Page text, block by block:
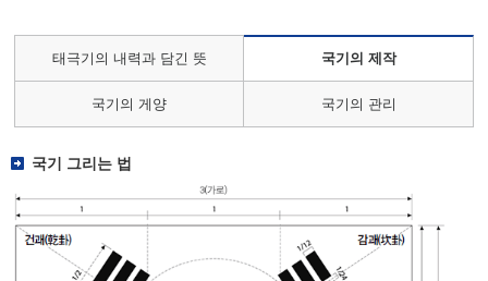
태극기의 내력과 담긴 뜻 국기의 제작
국기의 게양 국기의 관리
국기 그리는 법